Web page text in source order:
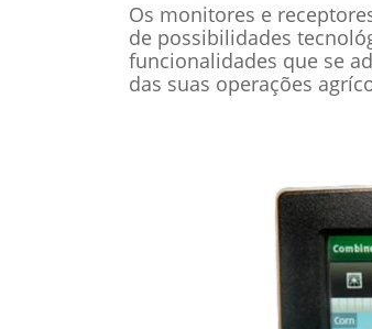
Os monitores e
de possibilidades
funcionalidades que se
das suas operações